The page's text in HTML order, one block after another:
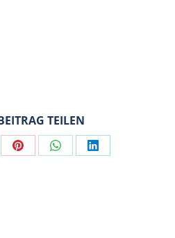
TEILEN
Share Share Share